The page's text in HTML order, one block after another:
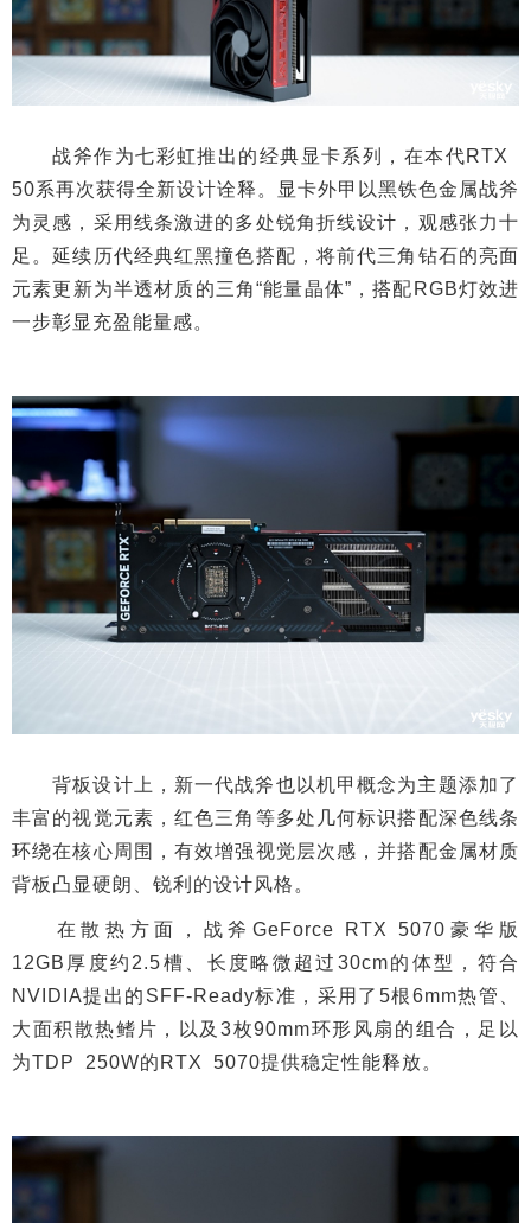
战斧作为七彩虹推出的经典显卡系列，在本代RTX
50系再次获得全新设计诠释。显卡外甲以黑铁色金属战斧
为灵感，采用线条激进的多处锐角折线设计，观感张力十
足。延续历代经典红黑撞色搭配，将前代三角钻石的亮面
元素更新为半透材质的三角“能量晶体”，搭配RGB灯效进
一步彰显充盈能量感。
背板设计上，新一代战斧也以机甲概念为主题添加了
丰富的视觉元素，红色三角等多处几何标识搭配深色线条
环绕在核心周围，有效增强视觉层次感，并搭配金属材质
背板凸显硬朗、锐利的设计风格。
在散热方面，战斧GeForce RTX 5070豪华版
12GB厚度约2.5槽、长度略微超过30cm的体型，符合
NVIDIA提出的SFF-Ready标准，采用了5根6mm热管、
大面积散热鳍片，以及3枚90mm环形风扇的组合，足以
为TDP 250W的RTX 5070提供稳定性能释放。